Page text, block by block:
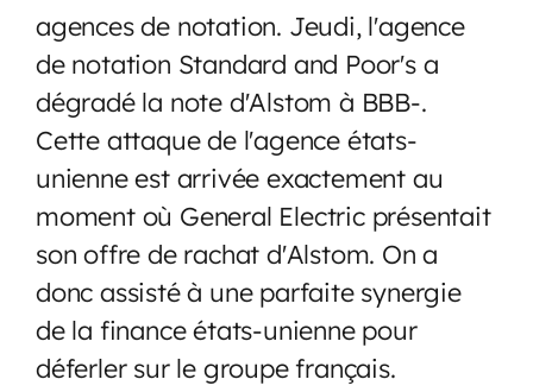
agences de notation. Jeudi, l'agence
de notation Standard and Poor's a
dégradé la note d'Alstom à BBB-.
Cette attaque de l'agence états-
unienne est arrivée exactement au
moment où General Electric présentait
son offre de rachat d'Alstom. On a
donc assisté à une parfaite synergie
de la finance états-unienne pour
déferler sur le groupe français.